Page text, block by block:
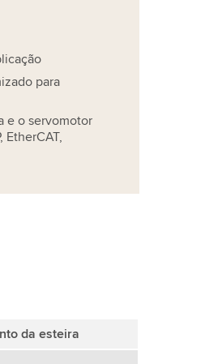
para
e o servomotor
EtherCAT,
da esteira